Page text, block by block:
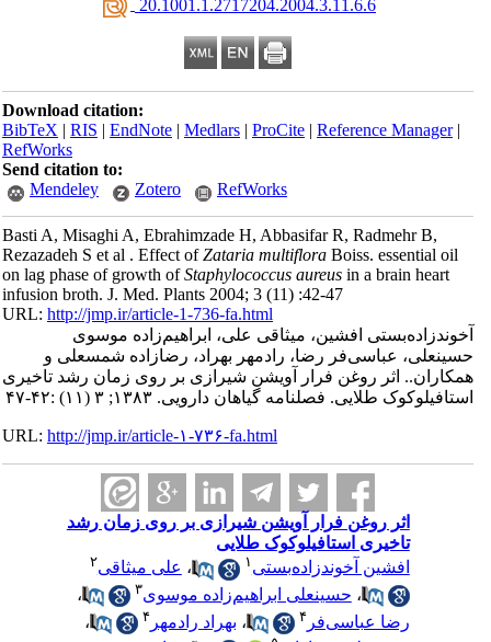
‎ 20.1001.1.2717204.2004.3.11.6.6
Download citation:
BibTeX|RIS|EndNote|Medlars|ProCite|Reference Manager
RefWorks
Send citation to:
Mendeley
Zotero RefWorks
Basti A, Misaghi A, Ebrahimzade H, Abbasifar R, Radmehr B,
Rezazadeh S et al . Effect ofZataria multifloraBoiss. essential oil
on lag phase of growth ofStaphylococcus aureusin a brain heart
infusion broth. J. Med. Plants 2004; 3 (11) :42-47
URL:http://jmp.ir/article-1-736-fa.html
افشین، میثاقی علی، ابراهیم‌زاده موسوی
عباسی‌فر رضا، رادمهر بهراد، رضازاده شمسعلی و
اثر روغن فرار آویشن شیرازی بر روی زمان رشد تاخیری
طلایی. فصلنامه گياهان دارویی. ۱۳۸۳; ۳ (۱۱) :۴۲-۴۷
URL:http://jmp.ir/article-۱-۷۳۶-fa.html
اثر روغن فرار آویشن شیرازی بر روی زمان رشد
تاخیری استافیلوکوک طلایی
افشین آخوندزاده‌بستی ۱ ،علی میثاقی۲
،حسینعلی ابراهیم‌زاده موسوی
،
رضا عباسی‌فر
،بهراد رادمهر
،